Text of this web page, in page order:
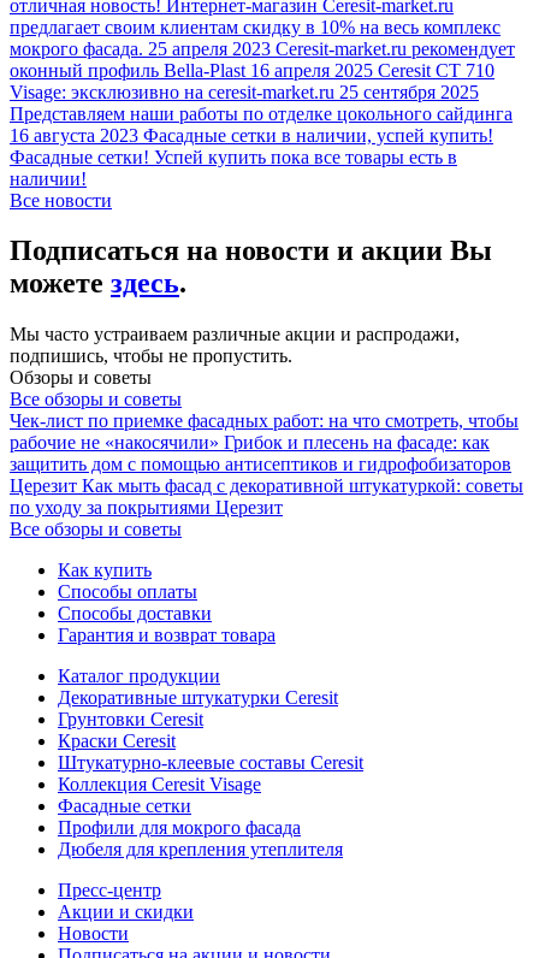
отличная новость! Интернет-магазин Ceresit-market.ru
предлагает своим клиентам скидку в 10% на весь комплекс
мокрого фасада. 25 апреля 2023 Ceresit-market.ru рекомендует
оконный профиль Bella-Plast 16 апреля 2025 Ceresit CT 710
Visage: эксклюзивно на ceresit-market.ru 25 сентября 2025
Представляем наши работы по отделке цокольного сайдинга
16 августа 2023 Фасадные сетки в наличии, успей купить!
Фасадные сетки! Успей купить пока все товары есть в
наличии!
Все новости
Подписаться на новости и акции Вы
можете здесь.
Мы часто устраиваем различные акции и распродажи,
подпишись, чтобы не пропустить.
Обзоры и советы
Все обзоры и советы
Чек-лист по приемке фасадных работ: на что смотреть, чтобы
рабочие не «накосячили» Грибок и плесень на фасаде: как
защитить дом с помощью антисептиков и гидрофобизаторов
Церезит Как мыть фасад с декоративной штукатуркой: советы
по уходу за покрытиями Церезит
Все обзоры и советы
Как купить
Способы оплаты
Способы доставки
Гарантия и возврат товара
Каталог продукции
Декоративные штукатурки Ceresit
Грунтовки Ceresit
Краски Ceresit
Штукатурно-клеевые составы Ceresit
Коллекция Ceresit Visage
Фасадные сетки
Профили для мокрого фасада
Дюбеля для крепления утеплителя
Пресс-центр
Акции и скидки
Новости